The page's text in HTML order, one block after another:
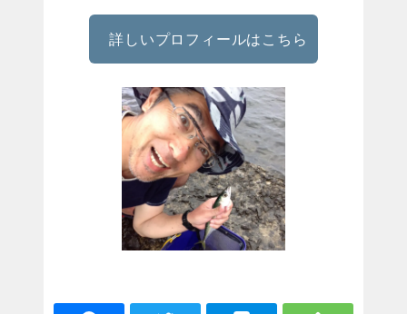
詳しいプロフィールはこちら